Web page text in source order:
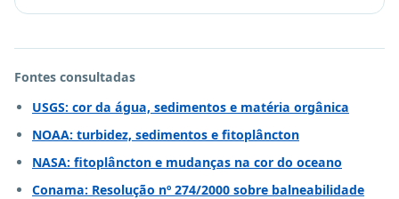
Fontes consultadas
USGS: cor da água, sedimentos e matéria orgânica
NOAA: turbidez, sedimentos e fitoplâncton
NASA: fitoplâncton e mudanças na cor do oceano
Conama: Resolução nº 274/2000 sobre balneabilidade